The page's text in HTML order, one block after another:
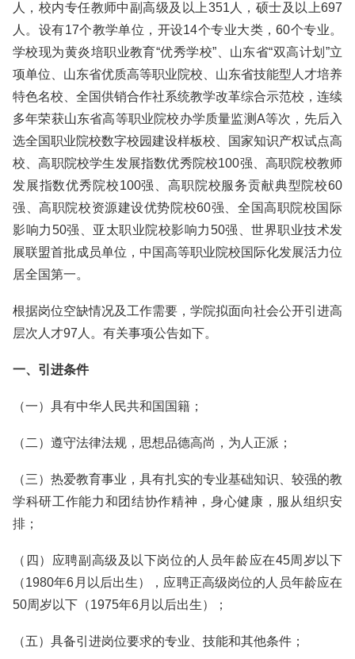
人，校内专任教师中副高级及以上351人，硕士及以上697
人。设有17个教学单位，开设14个专业大类，60个专业。
学校现为黄炎培职业教育“优秀学校”、山东省“双高计划”立
项单位、山东省优质高等职业院校、山东省技能型人才培养
特色名校、全国供销合作社系统教学改革综合示范校，连续
多年荣获山东省高等职业院校办学质量监测A等次，先后入
选全国职业院校数字校园建设样板校、国家知识产权试点高
校、高职院校学生发展指数优秀院校100强、高职院校教师
发展指数优秀院校100强、高职院校服务贡献典型院校60
强、高职院校资源建设优势院校60强、全国高职院校国际
影响力50强、亚太职业院校影响力50强、世界职业技术发
展联盟首批成员单位，中国高等职业院校国际化发展活力位
居全国第一。
根据岗位空缺情况及工作需要，学院拟面向社会公开引进高
层次人才97人。有关事项公告如下。
一、引进条件
（一）具有中华人民共和国国籍；
（二）遵守法律法规，思想品德高尚，为人正派；
（三）热爱教育事业，具有扎实的专业基础知识、较强的教
学科研工作能力和团结协作精神，身心健康，服从组织安
排；
（四）应聘副高级及以下岗位的人员年龄应在45周岁以下
（1980年6月以后出生），应聘正高级岗位的人员年龄应在
50周岁以下（1975年6月以后出生）；
（五）具备引进岗位要求的专业、技能和其他条件；